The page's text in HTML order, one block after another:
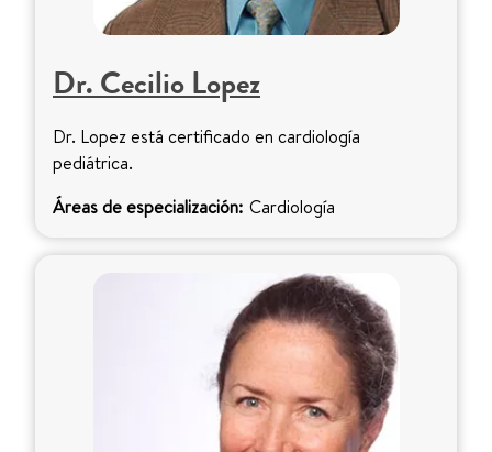
Dr. Cecilio Lopez
Dr. Lopez está certificado en cardiología
pediátrica.
Áreas de especialización: Cardiología